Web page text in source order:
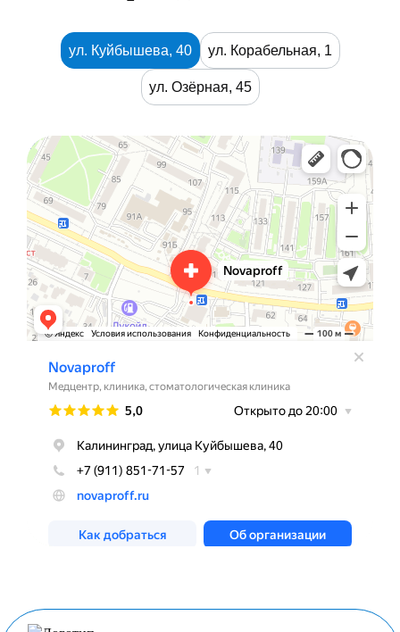
ул. Куйбышева, 40 ул. Корабельная, 1
ул. Озёрная, 45